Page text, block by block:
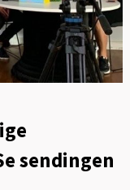
sendingen